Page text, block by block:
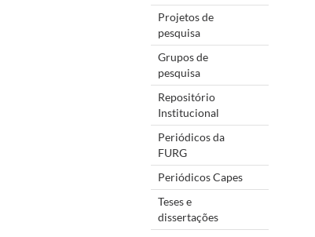
Projetos de
pesquisa
Grupos de
pesquisa
Repositório
Institucional
Periódicos da
FURG
Periódicos Capes
Teses e
dissertações